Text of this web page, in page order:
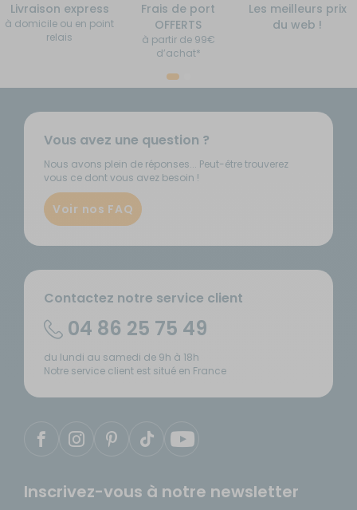
Livraison express
à domicile ou en point
relais
Frais de port
OFFERTS
à partir de 99€
d’achat*
Les meilleurs prix
du web !
Vous avez une question ?
Nous avons plein de réponses... Peut-être trouverez
vous ce dont vous avez besoin !
Voir nos FAQ
Contactez notre service client
04 86 25 75 49
du lundi au samedi de 9h à 18h
Notre service client est situé en France
Inscrivez-vous à notre newsletter